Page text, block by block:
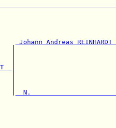
Johann Andreas
|